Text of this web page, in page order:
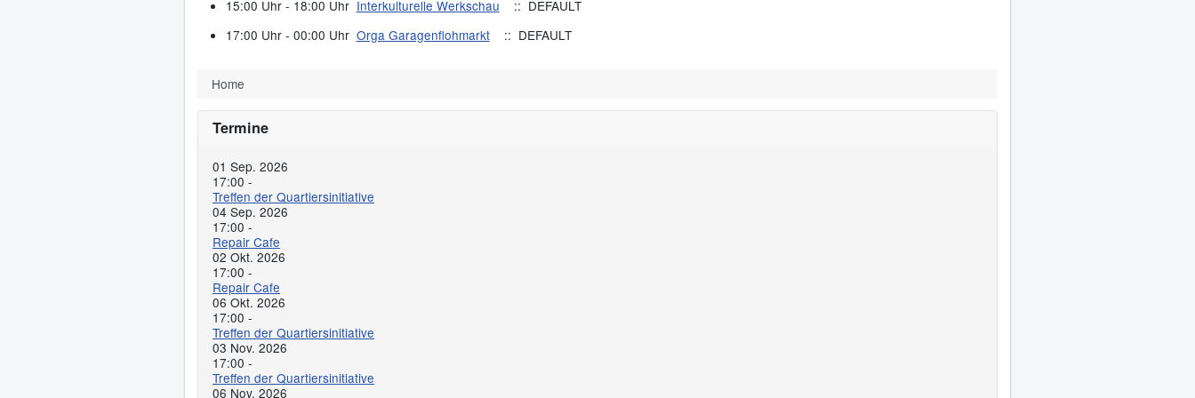
15:00 Uhr - 18:00 Uhr Interkulturelle Werkschau
:: DEFAULT
17:00 Uhr - 00:00 Uhr Orga Garagenflohmarkt :: DEFAULT
Home
Termine
01 Sep. 2026
17:00 -
Treffen der Quartiersinitiative
04 Sep. 2026
17:00 -
Repair Cafe
02 Okt. 2026
17:00 -
Repair Cafe
06 Okt. 2026
17:00 -
Treffen der Quartiersinitiative
03 Nov. 2026
17:00 -
Treffen der Quartiersinitiative
06 Nov. 2026